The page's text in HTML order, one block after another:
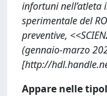
infortuni nell’atleta
sperimentale del
preventive,
(gennaio-marzo
[http://
Appare nelle